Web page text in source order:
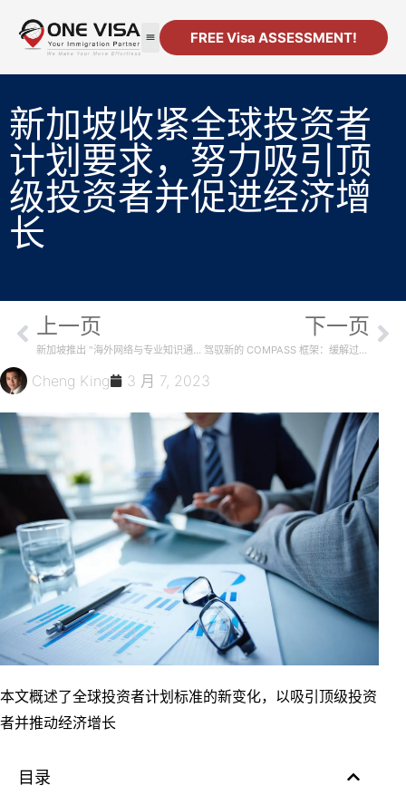
FREE Visa ASSESSMENT!
新加坡收紧全球投资者
计划要求，努力吸引顶
级投资者并促进经济增
长
上一页
新加坡推出 "海外网络与专业知识通行证"（One Pass）以吸引全球人才
下一页
驾驭新的 COMPASS 框架：缓解过渡的 8 个专家提示
Cheng King 3 月 7, 2023
本文概述了全球投资者计划标准的新变化，以吸引顶级投资
者并推动经济增长
目录